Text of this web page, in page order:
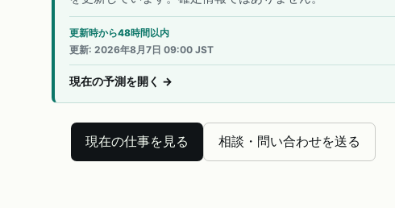
更新時から48時間以内
更新: 2026年8月7日 09:00 JST
現在の予測を開く →
現在の仕事を見る 相談・問い合わせを送る